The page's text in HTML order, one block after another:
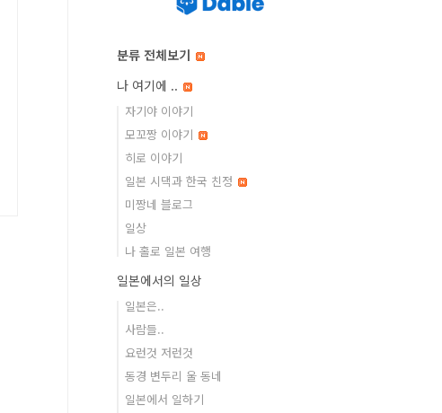
분류 전체보기
나 여기에 ..
자기야 이야기
모꼬짱 이야기
히로 이야기
일본 시댁과 한국 친정
미짱네 블로그
일상
나 홀로 일본 여행
일본에서의 일상
일본은..
사람들..
요런것 저런것
동경 변두리 울 동네
일본에서 일하기